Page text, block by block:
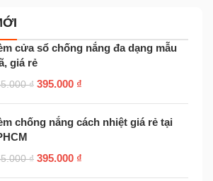
cửa sổ chống nắng đa dạng mẫu
giá rẻ
₫ 395.000 ₫
chống nắng cách nhiệt giá rẻ tại
₫ 395.000 ₫